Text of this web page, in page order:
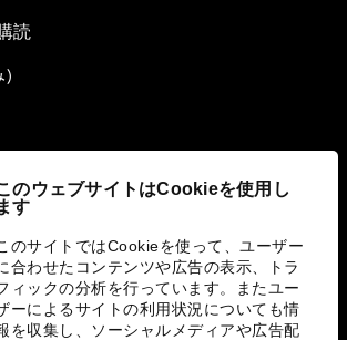
のウェブサイトはCookieを使用し
す
のサイトではCookieを使って、ユーザー
合わせたコンテンツや広告の表示、トラ
ィックの分析を行っています。またユー
ーによるサイトの利用状況についても情
を収集し、ソーシャルメディアや広告配
読
)
への取り組み
)
語